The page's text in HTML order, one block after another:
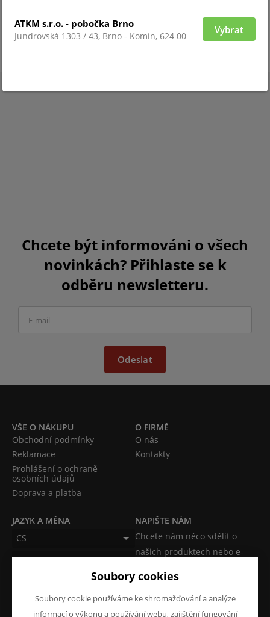
Pro zobrazení informací je nutné být přihlášený
Chcete být informováni o všech
novinkách? Přihlaste se k
odběru newsletteru.
Odeslat
VŠE O NÁKUPU
Obchodní podmínky
Reklamace
Prohlášení o ochraně
osobních údajů
Doprava a platba
O FIRMĚ
O nás
Kontakty
JAZYK A MĚNA
CS
CZK (Kč)
NAPIŠTE NÁM
Chcete nám něco sdělit o
našich produktech nebo e-
Soubory cookies
Soubory cookie používáme ke shromažďování a analýze
informací o výkonu a používání webu, zajištění fungování
ATKM s.r.o. - pobočka Brno
Jundrovská 1303 / 43, Brno - Komín, 624 00
Vybrat